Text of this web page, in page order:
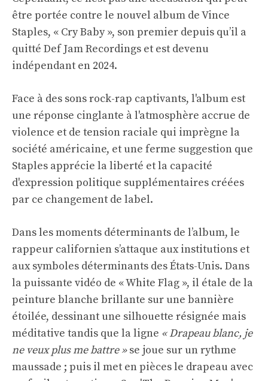
être portée contre le nouvel album de Vince
Staples, « Cry Baby », son premier depuis qu’il a
quitté Def Jam Recordings et est devenu
indépendant en 2024.
Face à des sons rock-rap captivants, l'album est
une réponse cinglante à l'atmosphère accrue de
violence et de tension raciale qui imprègne la
société américaine, et une ferme suggestion que
Staples apprécie la liberté et la capacité
d'expression politique supplémentaires créées
par ce changement de label.
Dans les moments déterminants de l’album, le
rappeur californien s’attaque aux institutions et
aux symboles déterminants des États-Unis. Dans
la puissante vidéo de « White Flag », il étale de la
peinture blanche brillante sur une bannière
étoilée, dessinant une silhouette résignée mais
méditative tandis que la ligne « Drapeau blanc, je
ne veux plus me battre »se joue sur un rythme
maussade ; puis il met en pièces le drapeau avec